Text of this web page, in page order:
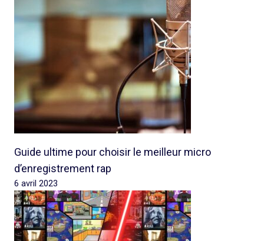
Guide ultime pour choisir le meilleur micro
d’enregistrement rap
6 avril 2023